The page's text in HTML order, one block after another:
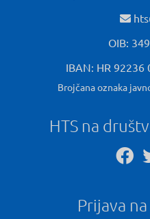
OIB:
IBAN: HR 92236
Brojčana oznaka
HTS na
Prijava